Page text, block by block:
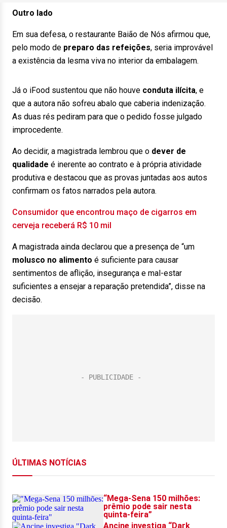
Outro lado
Em sua defesa, o restaurante Baião de Nós afirmou que,
pelo modo de preparo das refeições, seria improvável
a existência da lesma viva no interior da embalagem.
Já o iFood sustentou que não houve conduta ilícita, e
que a autora não sofreu abalo que caberia indenização.
As duas rés pediram para que o pedido fosse julgado
improcedente.
Ao decidir, a magistrada lembrou que o dever de
qualidade é inerente ao contrato e à própria atividade
produtiva e destacou que as provas juntadas aos autos
confirmam os fatos narrados pela autora.
Consumidor que encontrou maço de cigarros em
cerveja receberá R$ 10 mil
A magistrada ainda declarou que a presença de “um
molusco no alimento é suficiente para causar
sentimentos de aflição, insegurança e mal-estar
suficientes a ensejar a reparação pretendida”, disse na
decisão.